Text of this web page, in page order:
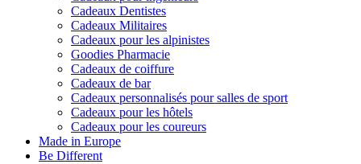
Cadeaux Dentistes
Cadeaux Militaires
Cadeaux pour les alpinistes
Goodies Pharmacie
Cadeaux de coiffure
Cadeaux de bar
Cadeaux personnalisés pour salles de sport
Cadeaux pour les hôtels
Cadeaux pour les coureurs
Made in Europe
Be Different